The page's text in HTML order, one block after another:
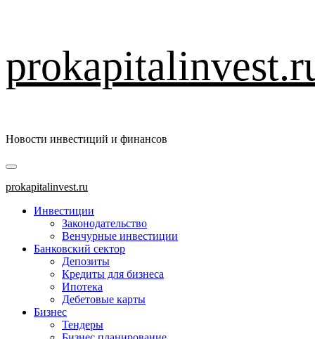
к
содержимому
Новости инвестиций и финансов
Основное
меню
prokapitalinvest.ru
Инвестиции
Законодательство
Венчурные инвестиции
Банковский сектор
Депозиты
Кредиты для бизнеса
Ипотека
Дебетовые карты
Бизнес
Тендеры